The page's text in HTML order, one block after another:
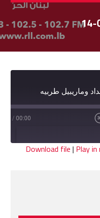
14-
وماريبيل طربيه
Fast
seconds
00:00
/
Download file| Play